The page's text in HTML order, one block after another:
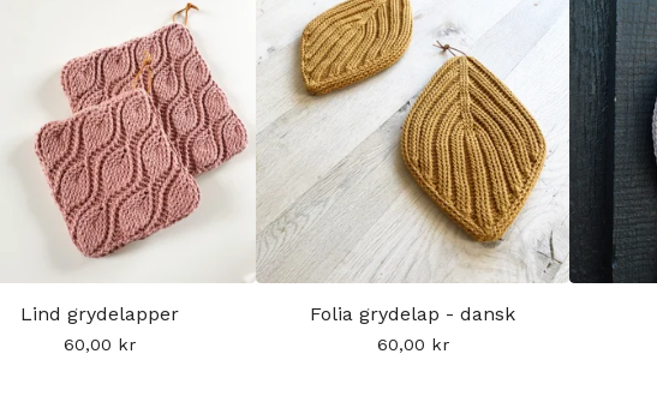
Lind grydelapper
60,00 kr
Folia grydelap - dansk
60,00 kr